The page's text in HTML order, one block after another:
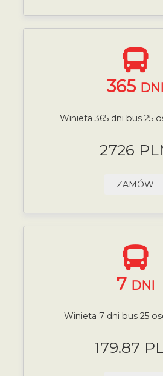
365 DNI
Winieta 365 dni bus 25
2726
ZAMÓW
7 DNI
Winieta 7 dni bus 25
179.87